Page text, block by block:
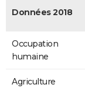
Données 2018
Occupation
humaine
Agriculture